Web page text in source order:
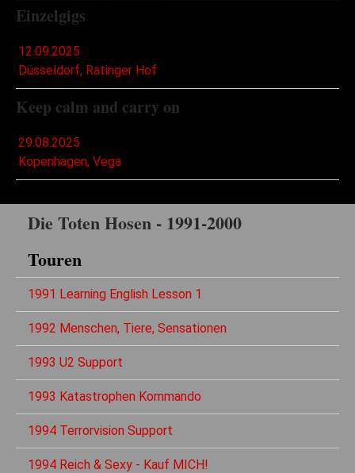
Einzelgigs
12.09.2025
Düsseldorf, Ratinger Hof
Keep calm and carry on
29.08.2025
Kopenhagen, Vega
Die Toten Hosen - 1991-2000
Touren
1991 Learning English Lesson 1
1992 Menschen, Tiere, Sensationen
1993 U2 Support
1993 Katastrophen Kommando
1994 Terrorvision Support
1994 Reich & Sexy - Kauf MICH!